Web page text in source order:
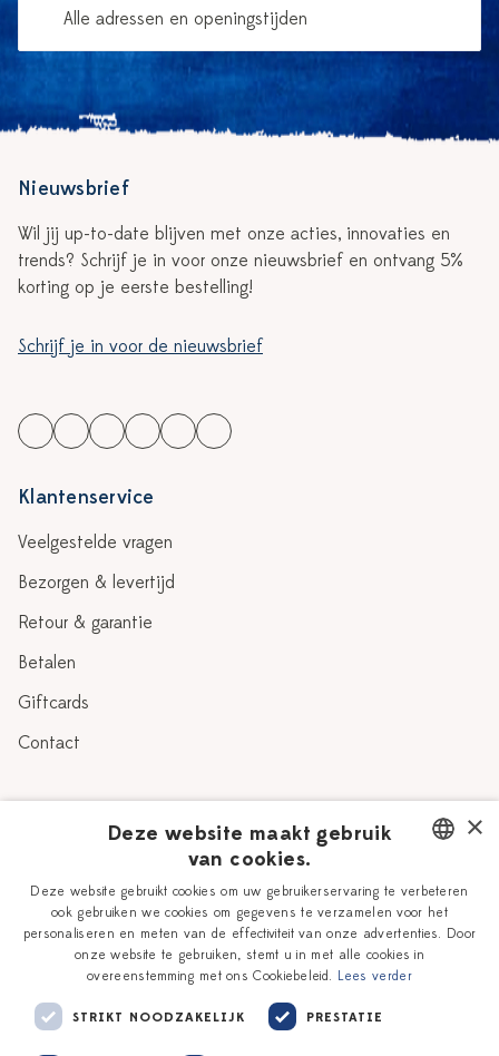
Alle adressen en openingstijden
Nieuwsbrief
Wil jij up-to-date blijven met onze acties, innovaties en
trends? Schrijf je in voor onze nieuwsbrief en ontvang 5%
korting op je eerste bestelling!
Schrijf je in voor de nieuwsbrief
Klantenservice
Veelgestelde vragen
Bezorgen & levertijd
Retour & garantie
Betalen
Giftcards
Contact
Verhaal
Onze plateelschilders
Delfts Blauw
Workshops
Vacatures
Zakelijk
DUTCH
ENGLISH
×
Deze website maakt gebruik
van cookies.
Deze website gebruikt cookies om uw gebruikerservaring te verbeteren
ook gebruiken we cookies om gegevens te verzamelen voor het
personaliseren en meten van de effectiviteit van onze advertenties. Door
onze website te gebruiken, stemt u in met alle cookies in
overeenstemming met ons Cookiebeleid. Lees verder
STRIKT NOODZAKELIJK PRESTATIE